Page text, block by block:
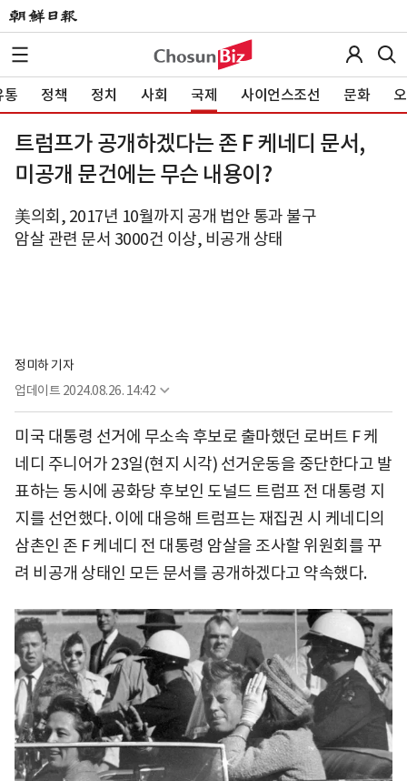
통 정책 정치 사회 국제 사이언스조선 문화
트럼프가 공개하겠다는 존 F 케네디 문서,
미공개 문건에는 무슨 내용이?
美의회, 2017년 10월까지 공개 법안 통과 불구
암살 관련 문서 3000건 이상, 비공개 상태
정미하 기자
업데이트 2024.08.26. 14:42
미국 대통령 선거에 무소속 후보로 출마했던 로버트 F 케
네디 주니어가 23일(현지 시각) 선거운동을 중단한다고 발
표하는 동시에 공화당 후보인 도널드 트럼프 전 대통령 지
지를 선언했다. 이에 대응해 트럼프는 재집권 시 케네디의
삼촌인 존 F 케네디 전 대통령 암살을 조사할 위원회를 꾸
려 비공개 상태인 모든 문서를 공개하겠다고 약속했다.